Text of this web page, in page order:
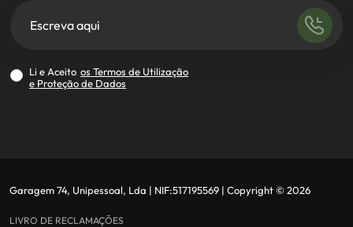
Li e Aceito os Termos de Utilização
e Proteção de Dados
Garagem 74, Unipessoal, Lda | NIF:517195569 | Copyright © 2026
LIVRO DE RECLAMAÇÕES